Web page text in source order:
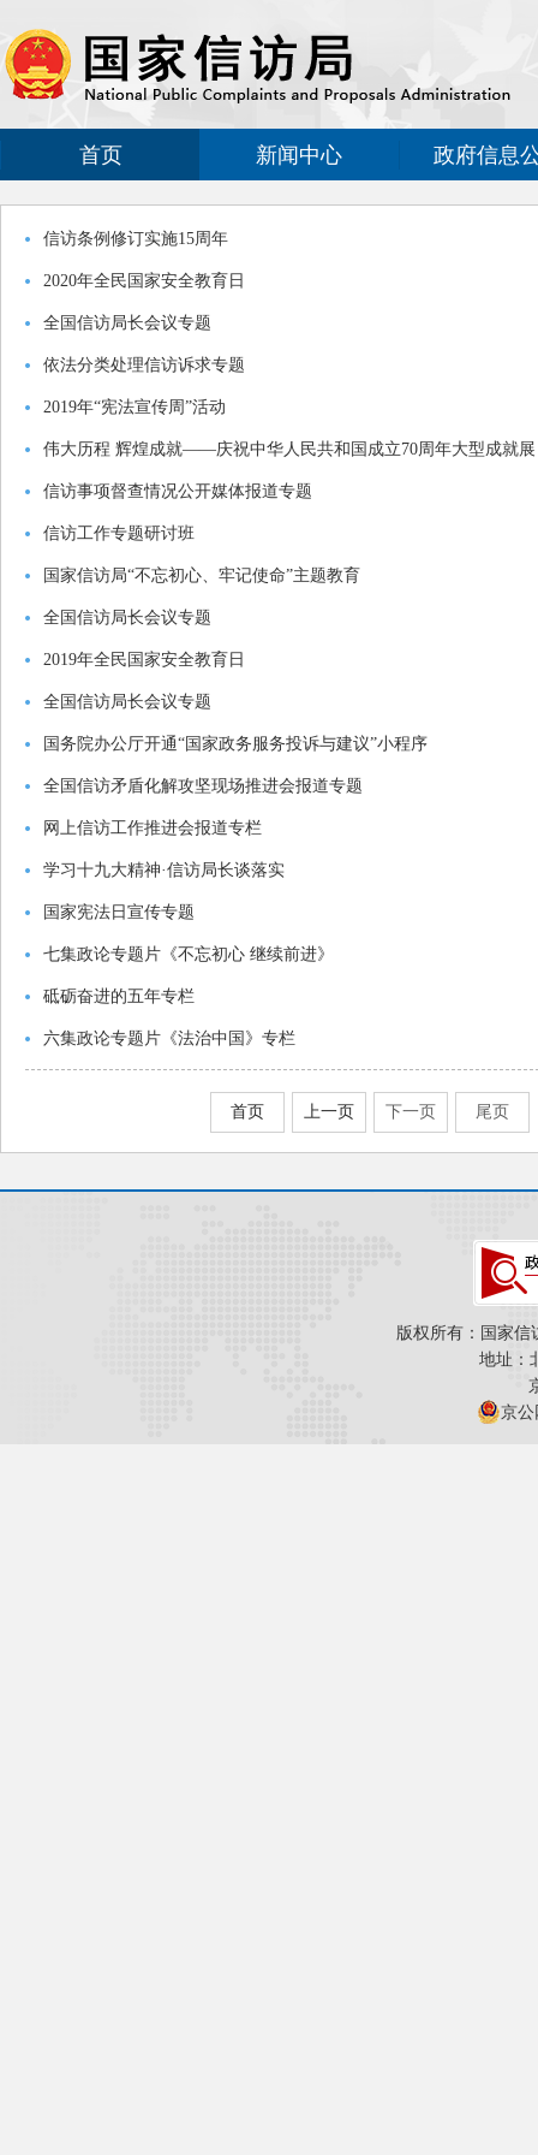
首页 新闻中心 政府信息
信访条例修订实施15周年
2020年全民国家安全教育日
全国信访局长会议专题
依法分类处理信访诉求专题
2019年“宪法宣传周”活动
伟大历程 辉煌成就——庆祝中华人民共和国成立70周年大型成就展
信访事项督查情况公开媒体报道专题
信访工作专题研讨班
国家信访局“不忘初心、牢记使命”主题教育
全国信访局长会议专题
2019年全民国家安全教育日
全国信访局长会议专题
国务院办公厅开通“国家政务服务投诉与建议”小程序
全国信访矛盾化解攻坚现场推进会报道专题
网上信访工作推进会报道专栏
学习十九大精神·信访局长谈落实
国家宪法日宣传专题
七集政论专题片《不忘初心 继续前进》
砥砺奋进的五年专栏
六集政论专题片《法治中国》专栏
首页 上一页 下一页 尾页
版权所有：国家信
地址：
京公